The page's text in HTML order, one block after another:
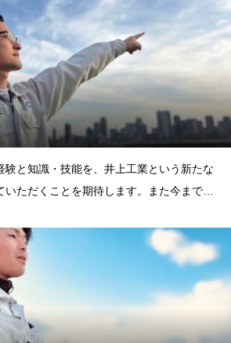
験と知識・技能を、井上工業という新たな
ただくことを期待します。また今までの
員として新たな飛躍を遂げることを期待